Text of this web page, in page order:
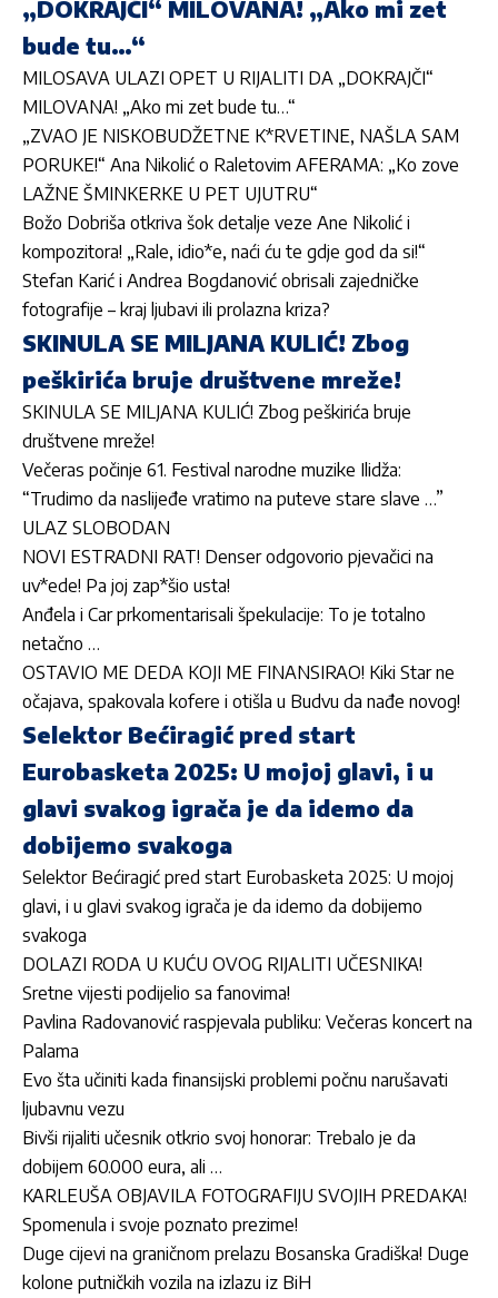
„DOKRAJČI“ MILOVANA! „Ako mi zet
bude tu…“
MILOSAVA ULAZI OPET U RIJALITI DA „DOKRAJČI“
MILOVANA! „Ako mi zet bude tu…“
„ZVAO JE NISKOBUDŽETNE K*RVETINE, NAŠLA SAM
PORUKE!“ Ana Nikolić o Raletovim AFERAMA: „Ko zove
LAŽNE ŠMINKERKE U PET UJUTRU“
Božo Dobriša otkriva šok detalje veze Ane Nikolić i
kompozitora! „Rale, idio*e, naći ću te gdje god da si!“
Stefan Karić i Andrea Bogdanović obrisali zajedničke
fotografije – kraj ljubavi ili prolazna kriza?
SKINULA SE MILJANA KULIĆ! Zbog
peškirića bruje društvene mreže!
SKINULA SE MILJANA KULIĆ! Zbog peškirića bruje
društvene mreže!
Večeras počinje 61. Festival narodne muzike Ilidža:
“Trudimo da naslijeđe vratimo na puteve stare slave …”
ULAZ SLOBODAN
NOVI ESTRADNI RAT! Denser odgovorio pjevačici na
uv*ede! Pa joj zap*šio usta!
Anđela i Car prkomentarisali špekulacije: To je totalno
netačno …
OSTAVIO ME DEDA KOJI ME FINANSIRAO! Kiki Star ne
očajava, spakovala kofere i otišla u Budvu da nađe novog!
Selektor Bećiragić pred start
Eurobasketa 2025: U mojoj glavi, i u
glavi svakog igrača je da idemo da
dobijemo svakoga
Selektor Bećiragić pred start Eurobasketa 2025: U mojoj
glavi, i u glavi svakog igrača je da idemo da dobijemo
svakoga
DOLAZI RODA U KUĆU OVOG RIJALITI UČESNIKA!
Sretne vijesti podijelio sa fanovima!
Pavlina Radovanović raspjevala publiku: Večeras koncert na
Palama
Evo šta učiniti kada finansijski problemi počnu narušavati
ljubavnu vezu
Bivši rijaliti učesnik otkrio svoj honorar: Trebalo je da
dobijem 60.000 eura, ali …
KARLEUŠA OBJAVILA FOTOGRAFIJU SVOJIH PREDAKA!
Spomenula i svoje poznato prezime!
Duge cijevi na graničnom prelazu Bosanska Gradiška! Duge
kolone putničkih vozila na izlazu iz BiH